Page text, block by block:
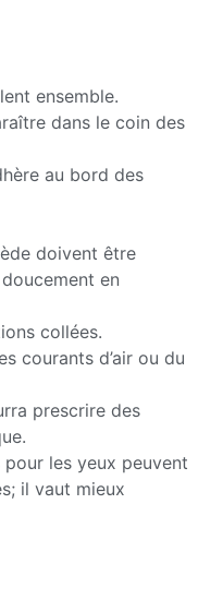
ensemble.
dans le coin des
au bord des
doivent être
en
collées.
courants d’air ou du
prescrire des
les yeux peuvent
il vaut mieux